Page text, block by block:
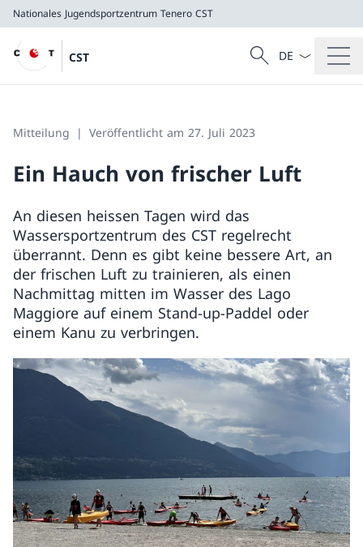
Nationales Jugendsportzentrum Tenero CST
CST
CST
Suche
Suche
Sprach
Mitteilung Veröffentlicht am 27. Juli 2023
Ein Hauch von frischer Luft
An diesen heissen Tagen wird das
Wassersportzentrum des CST regelrecht
überrannt. Denn es gibt keine bessere Art, an
der frischen Luft zu trainieren, als einen
Nachmittag mitten im Wasser des Lago
Maggiore auf einem Stand-up-Paddel oder
einem Kanu zu verbringen.